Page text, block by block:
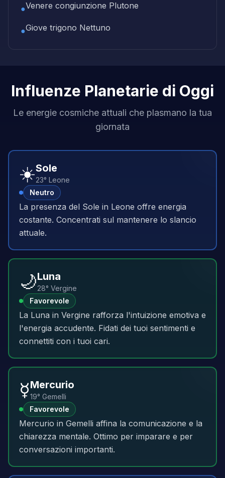
●Venere congiunzione Plutone
●Giove trigono Nettuno
Influenze Planetarie di Oggi
Le energie cosmiche attuali che plasmano la tua
giornata
☀️Sole
23° Leone
Neutro
La presenza del Sole in Leone offre energia
costante. Concentrati sul mantenere lo slancio
attuale.
🌙Luna
28° Vergine
Favorevole
La Luna in Vergine rafforza l'intuizione emotiva e
l'energia accudente. Fidati dei tuoi sentimenti e
connettiti con i tuoi cari.
☿️Mercurio
19° Gemelli
Favorevole
Mercurio in Gemelli affina la comunicazione e la
chiarezza mentale. Ottimo per imparare e per
conversazioni importanti.